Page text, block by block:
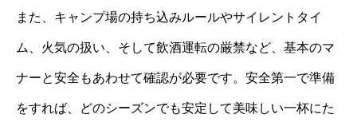
また、キャンプ場の持ち込みルールやサイレントタイ
ム、火気の扱い、そして飲酒運転の厳禁など、基本のマ
ナーと安全もあわせて確認が必要です。安全第一で準備
をすれば、どのシーズンでも安定して美味しい一杯にた